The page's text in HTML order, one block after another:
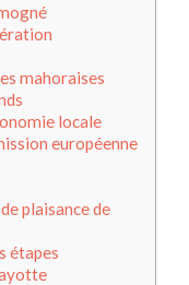
mahoraises
locale
européenne
plaisance de
étapes